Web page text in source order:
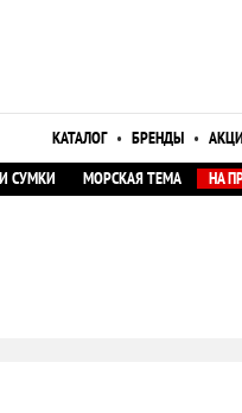
КАТАЛОГ • БРЕНДЫ •
СУМКИ МОРСКАЯ ТЕМА НА